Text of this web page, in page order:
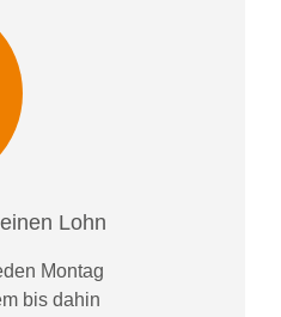
Lohn
Montag
bis dahin